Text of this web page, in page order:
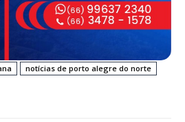
notícias de porto alegre do norte